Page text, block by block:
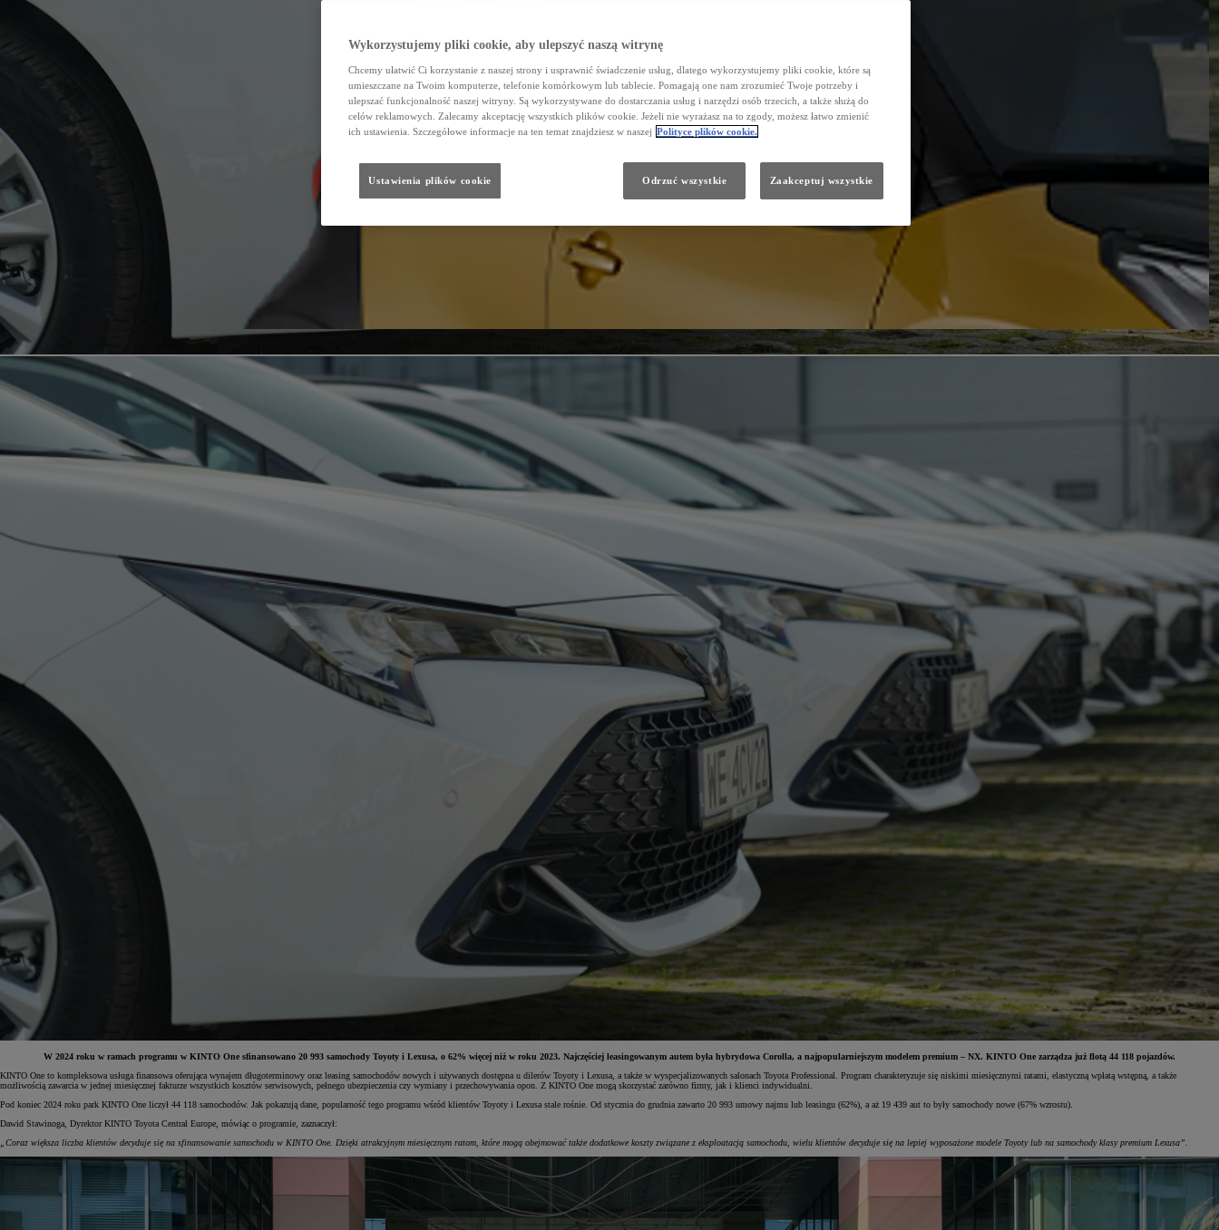
Yaris Cross
HYBRID
W 2024 roku w ramach programu w KINTO One sfinansowano 20 993 samochody Toyoty i Lexusa, o 62% więcej niż w roku 2023. Najczęściej leasingowanym autem była hybrydowa Corolla, a najpopularniejszym modelem premium – NX. KINTO One zarządza już flotą 44 118 pojazdów.
KINTO One to kompleksowa usługa finansowa oferująca wynajem długoterminowy oraz leasing samochodów nowych i używanych dostępna u dilerów Toyoty i Lexusa, a także w wyspecjalizowanych salonach Toyota Professional. Program charakteryzuje się niskimi miesięcznymi ratami, elastyczną wpłatą wstępną, a także
możliwością zawarcia w jednej miesięcznej fakturze wszystkich kosztów serwisowych, pełnego ubezpieczenia czy wymiany i przechowywania opon. Z KINTO One mogą skorzystać zarówno firmy, jak i klienci indywidualni.
Pod koniec 2024 roku park KINTO One liczył 44 118 samochodów. Jak pokazują dane, popularność tego programu wśród klientów Toyoty i Lexusa stale rośnie. Od stycznia do grudnia zawarto 20 993 umowy najmu lub leasingu (62%), a aż 19 439 aut to były samochody nowe (67% wzrostu).
Dawid Stawinoga, Dyrektor KINTO Toyota Central Europe, mówiąc o programie, zaznaczył:
„Coraz większa liczba klientów decyduje się na sfinansowanie samochodu w KINTO One. Dzięki atrakcyjnym miesięcznym ratom, które mogą obejmować także dodatkowe koszty związane z eksploatacją samochodu, wielu klientów decyduje się na lepiej wyposażone modele Toyoty lub na samochody klasy premium Lexusa”.
Wykorzystujemy pliki cookie, aby ulepszyć naszą witrynę
Chcemy ułatwić Ci korzystanie z naszej strony i usprawnić świadczenie usług, dlatego wykorzystujemy pliki cookie, które są
umieszczane na Twoim komputerze, telefonie komórkowym lub tablecie. Pomagają one nam zrozumieć Twoje potrzeby i
ulepszać funkcjonalność naszej witryny. Są wykorzystywane do dostarczania usług i narzędzi osób trzecich, a także służą do
celów reklamowych. Zalecamy akceptację wszystkich plików cookie. Jeżeli nie wyrażasz na to zgody, możesz łatwo zmienić
ich ustawienia. Szczegółowe informacje na ten temat znajdziesz w naszej Polityce plików cookie.
Ustawienia plików cookie Odrzuć wszystkie Zaakceptuj wszystkie